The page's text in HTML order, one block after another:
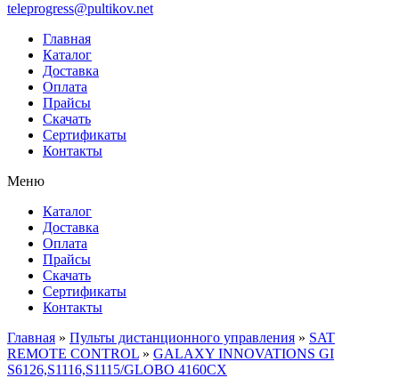
teleprogress@pultikov.net
Главная
Каталог
Доставка
Оплата
Прайсы
Cкачать
Сертификаты
Контакты
Меню
Каталог
Доставка
Оплата
Прайсы
Cкачать
Сертификаты
Контакты
Главная » Пульты дистанционного управления » SAT
REMOTE CONTROL » GALAXY INNOVATIONS GI
S6126,S1116,S1115/GLOBO 4160CX